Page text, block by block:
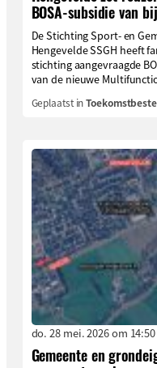
BOSA-subsidie van
De Stichting Sport- en
Hengevelde SSGH heeft
stichting aangevraagde
van de nieuwe
Geplaatst in
do. 28 mei. 2026 om 14:50
Gemeente en